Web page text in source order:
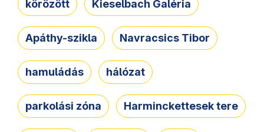
körözött Kieselbach Galéria
Apáthy-szikla Navracsics Tibor
hamuládás hálózat
parkolási zóna Harminckettesek tere